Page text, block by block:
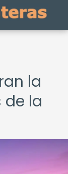
la
de la